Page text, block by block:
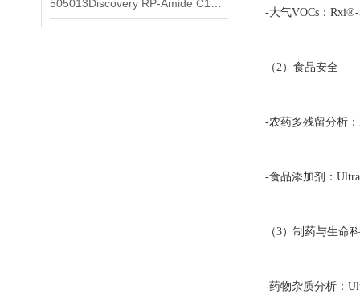
-大气VOCs：
（2）食品安全
-农药多残留分析
-食品添加剂：
（3）制药与生命
-药物杂质分析：